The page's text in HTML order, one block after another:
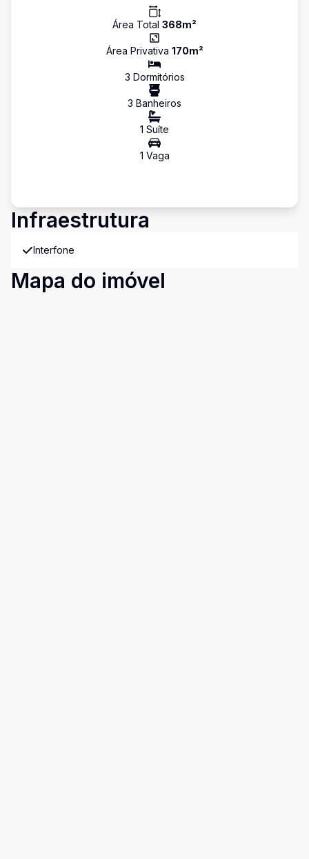
Área Total 368m²
Área Privativa 170m²
3 Dormitórios
3 Banheiros
1 Suíte
1 Vaga
Infraestrutura
Interfone
Mapa do imóvel